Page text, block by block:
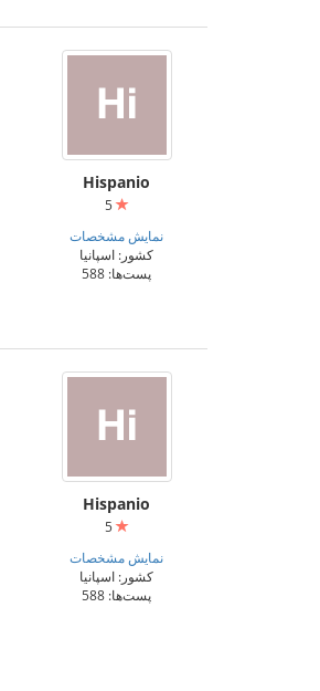
Hispanio
5
نمایش مشخصات
کشور: اسپانیا
پست‌ها: 588
Hispanio
5
نمایش مشخصات
کشور: اسپانیا
پست‌ها: 588